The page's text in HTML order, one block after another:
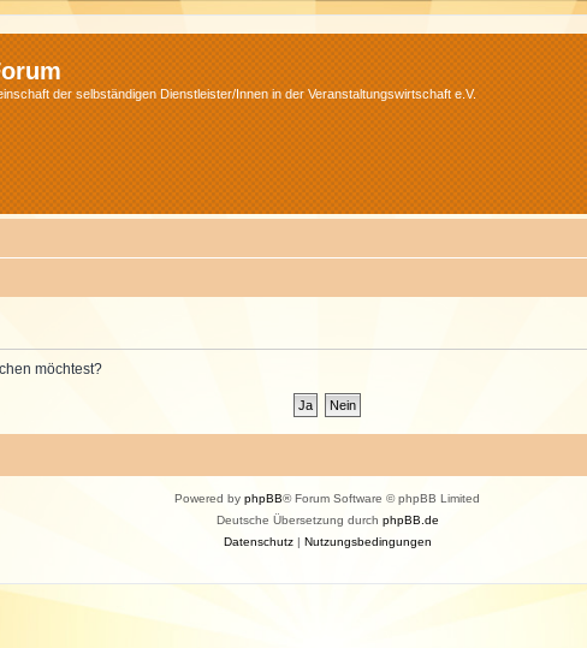
der selbständigen Dienstleister/Innen in der Veranstaltungswirtschaft e.V.
möchtest?
Powered by phpBB® Forum Software © phpBB Limited
Deutsche Übersetzung durch phpBB.de
Datenschutz| Nutzungsbedingungen